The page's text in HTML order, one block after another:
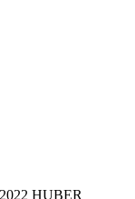
HUBER